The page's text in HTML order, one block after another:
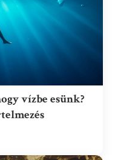
vízbe esünk?